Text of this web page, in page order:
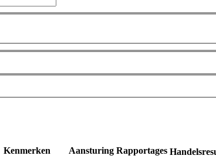
Kenmerken Aansturing Rapportages